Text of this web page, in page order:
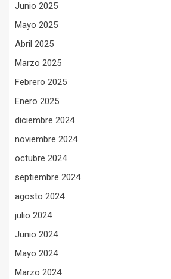
Junio 2025
Mayo 2025
Abril 2025
Marzo 2025
Febrero 2025
Enero 2025
diciembre 2024
noviembre 2024
octubre 2024
septiembre 2024
agosto 2024
julio 2024
Junio 2024
Mayo 2024
Marzo 2024